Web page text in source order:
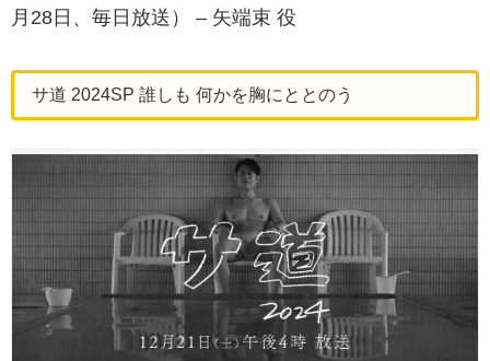
月28日、毎日放送） – 矢端束 役
サ道 2024SP 誰しも 何かを胸にととのう